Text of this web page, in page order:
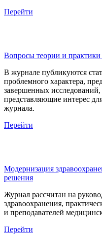
Перейти
Вопросы теории и
В журнале публикуются
проблемного характера,
завершенных
представляющие интерес
журнала.
Перейти
Модернизация
решения
Журнал рассчитан на
здравоохранения,
и преподавателей
Перейти